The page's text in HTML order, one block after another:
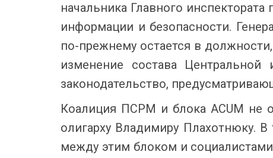
начальника Главного
информации и безопасности.
по-прежнему остается в
изменение состава
законодательство,
Коалиция ПСРМ и блока ACUM не
олигарху Владимиру Плахотнюку.
между этим блоком и